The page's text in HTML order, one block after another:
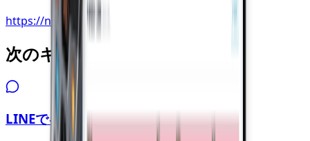
https://nexta-fa.co.jp/
次のキャリアアクション
LINEでキャリア相談